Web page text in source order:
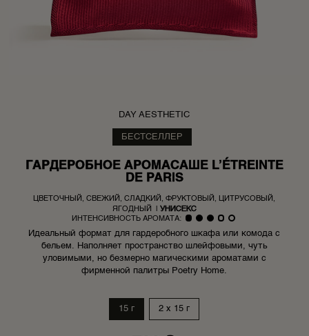
DAY AESTHETIC
БЕСТСЕЛЛЕР
ГАРДЕРОБНОЕ АРОМАСАШЕ L’ÉTREINTE
DE PARIS
ЦВЕТОЧНЫЙ, СВЕЖИЙ, СЛАДКИЙ, ФРУКТОВЫЙ, ЦИТРУСОВЫЙ,
ЯГОДНЫЙ
УНИСЕКС
ИНТЕНСИВНОСТЬ АРОМАТА:
Идеальный формат для гардеробного шкафа или комода с
бельем. Наполняет пространство шлейфовыми, чуть
уловимыми, но безмерно магическими ароматами с
фирменной палитры Poetry Home.
15 г 2 x 15 г